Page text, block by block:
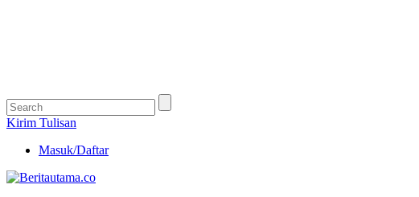
Kirim Tulisan
Masuk/Daftar